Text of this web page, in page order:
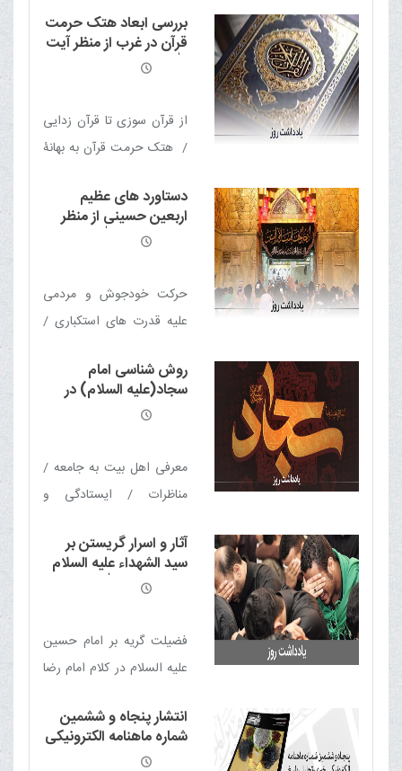
انتخابات بیداری و هوشیاری
خودتان را اثبات کنید
بررسی ابعاد هتک حرمت
قرآن در غرب از منظر آیت
الله العظمی مکارم شیرازی
از قرآن سوزی تا قرآن زدایی
/ هتک حرمت قرآن به بهانۀ
قرآن، ادامۀ جنگ های صلیبی
/ پاسخ قاطع جهان اسلام به
گرایش عمومی به «قرآن» در
دنیا / مسلمانان به پا خیزید /
عاملان اهانت به قرآن
مجازات شوند
دستاورد های عظیم
اربعین حسینی از منظر
حضرت آیت الله العظمی
حرکت خودجوش و مردمی
علیه قدرت های استکباری /
بیداری / اربعین؛ نماد
وحدت جهانی / محبت و
اربعین / اربعین موجب عزت
اسلام و تشیع
روش شناسی امام
سجاد(علیه السلام) در
احیای نهضت حسینی از
معرفی اهل بیت به جامعه /
مناظرات / ایستادگی و
فرهنگ عاشورا در مدینه /
اشک‌ های امام سجاد (ع)
داشت
آثار و اسرار گریستن بر
سید الشهداء علیه السلام
از منظر آیت الله العظمی
فضیلت گریه بر امام حسین
علیه السلام در کلام امام رضا
/ عزاداری و گریه؛ تأمین
کننده سلامت روح و روان /
انتشار پنجاه و ششمین
شماره ماهنامه الکترونیکی
خبری - تحلیلی بلیغ